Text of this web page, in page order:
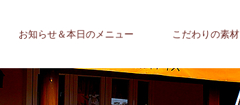
お知らせ＆本日のメニュー こだわりの素材